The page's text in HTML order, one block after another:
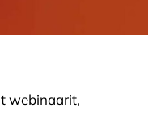
webinaarit,